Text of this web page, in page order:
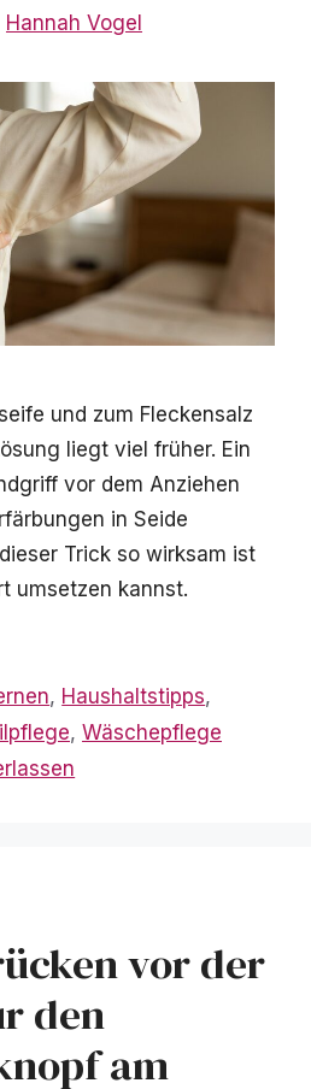
Hannah Vogel
und zum Fleckensalz
liegt viel früher. Ein
vor dem Anziehen
in Seide
Trick so wirksam ist
umsetzen kannst.
, Haushaltstipps,
, Wäschepflege
vor der
den
am